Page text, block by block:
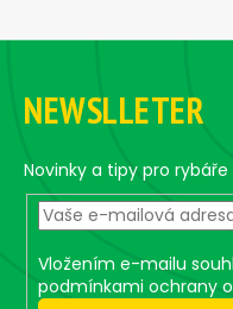
Z
NEWSLLETER
Novinky a tipy pro
Vložením e-mailu
podmínkami ochrany